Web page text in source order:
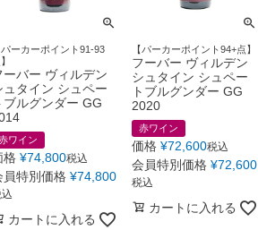
ーカーポイント91-93
ーバー ヴィルデン
ュタイン シュペー
ブルグンダー GG
ワイン
格 ¥74,800税込
員特別価格 ¥74,800
カートに入れる
【パーカーポイント94+点】
フーバー ヴィルデン
シュタイン シュペー
トブルグンダー GG
2020
赤ワイン
価格 ¥72,600税込
会員特別価格 ¥72,600
税込
カートに入れる